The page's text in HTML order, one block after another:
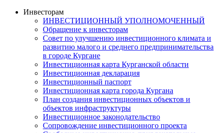
Инвесторам
ИНВЕСТИЦИОННЫЙ УПОЛНОМОЧЕННЫЙ
Обращение к инвесторам
Совет по улучшению инвестиционного климата и
развитию малого и среднего предпринимательства
в городе Кургане
Инвестиционная карта Курганской области
Инвестиционная декларация
Инвестиционный паспорт
Инвестиционная карта города Кургана
План создания инвестиционных объектов и
объектов инфраструктуры
Инвестиционное законодательство
Сопровождение инвестиционного проекта